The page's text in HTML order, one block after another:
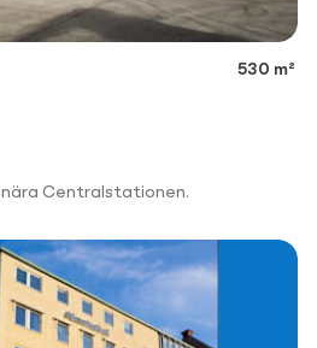
530 m²
nära Centralstationen.